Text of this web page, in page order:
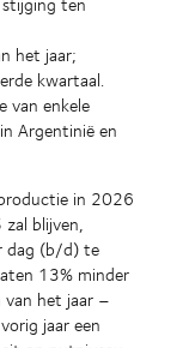
het jaar;
kwartaal.
van enkele
Argentinië en
in 2026
blijven,
dag (b/d) te
13% minder
van het jaar –
jaar een